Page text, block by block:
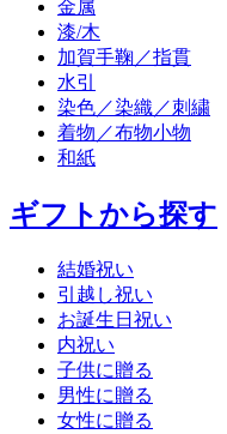
金属
漆/木
加賀手鞠／指貫
水引
染色／染織／刺繍
着物／布物小物
和紙
ギフトから探す
結婚祝い
引越し祝い
お誕生日祝い
内祝い
子供に贈る
男性に贈る
女性に贈る